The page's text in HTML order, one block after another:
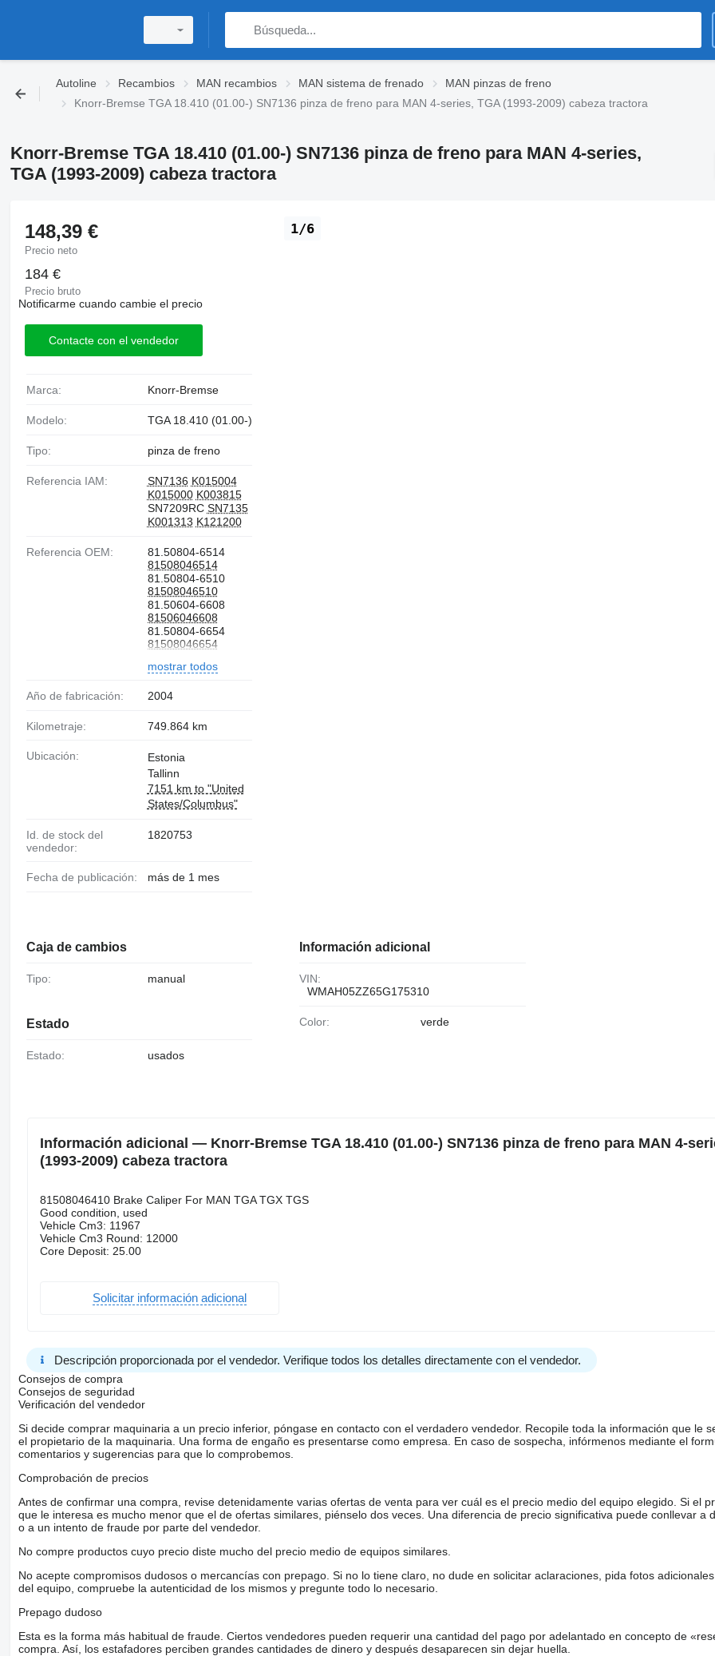
Autoline Recambios MAN recambios MAN sistema de frenado
MAN pinzas de freno
Knorr-Bremse TGA 18.410 (01.00-) SN7136 pinza de freno para MAN 4-series, TGA (1993-2009) cabeza tractora
Knorr-Bremse TGA 18.410 (01.00-) SN7136 pinza de freno para MAN 4-series,
TGA (1993-2009) cabeza tractora
1/6
148,39 €
Precio neto
184 €
Precio bruto
Notificarme cuando cambie el precio
Contacte con el vendedor
Marca: Knorr-Bremse
Modelo: TGA 18.410 (01.00-)
Tipo: pinza de freno
Referencia IAM: SN7136 K015004
K015000 K003815
SN7209RC SN7135
K001313 K121200
Referencia OEM:
81.50804-6514
81508046514
81.50804-6510
81508046510
81.50604-6608
81506046608
81.50804-6654
81508046654
81508046438
81508046410
81508046656
81508049656
81.50804-9656
81.50804-6724
8150804
mostrar todos
Año de fabricación: 2004
Kilometraje: 749.864 km
Ubicación:
Estonia
Tallinn
7151 km to "United
States/Columbus"
Id. de stock del
vendedor:
1820753
Fecha de publicación: más de 1 mes
Caja de cambios
Tipo: manual
Estado
Estado: usados
Información adicional
VIN:
WMAH05ZZ65G175310
Color: verde
Información adicional — Knorr-Bremse TGA 18.410 (01.00-) SN7136 pinza de freno para MAN 4-
(1993-2009) cabeza tractora
81508046410 Brake Caliper For MAN TGA TGX TGS
Good condition, used
Vehicle Cm3: 11967
Vehicle Cm3 Round: 12000
Core Deposit: 25.00
Solicitar información adicional
Descripción proporcionada por el vendedor. Verifique todos los detalles directamente con el vendedor.
Consejos de compra
Consejos de seguridad
Verificación del vendedor
Si decide comprar maquinaria a un precio inferior, póngase en contacto con el verdadero vendedor. Recopile toda la información que le
el propietario de la maquinaria. Una forma de engaño es presentarse como empresa. En caso de sospecha, infórmenos mediante el
comentarios y sugerencias para que lo comprobemos.
Comprobación de precios
Antes de confirmar una compra, revise detenidamente varias ofertas de venta para ver cuál es el precio medio del equipo elegido. Si el
que le interesa es mucho menor que el de ofertas similares, piénselo dos veces. Una diferencia de precio significativa puede conllevar a
o a un intento de fraude por parte del vendedor.
No compre productos cuyo precio diste mucho del precio medio de equipos similares.
No acepte compromisos dudosos o mercancías con prepago. Si no lo tiene claro, no dude en solicitar aclaraciones, pida fotos
del equipo, compruebe la autenticidad de los mismos y pregunte todo lo necesario.
Prepago dudoso
Esta es la forma más habitual de fraude. Ciertos vendedores pueden requerir una cantidad del pago por adelantado en concepto de
compra. Así, los estafadores perciben grandes cantidades de dinero y después desaparecen sin dejar huella.